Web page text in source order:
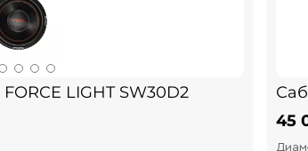
LIGHT SW30D2
45